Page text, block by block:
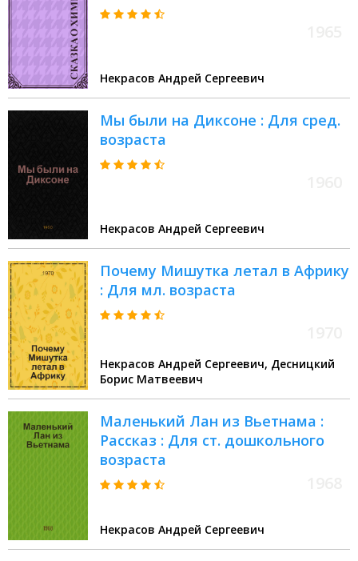
Некрасов Андрей Сергеевич
Мы были на Диксоне : Для сред.
возраста
Некрасов Андрей Сергеевич
Почему Мишутка летал в Африку
: Для мл. возраста
Некрасов Андрей Сергеевич, Десницкий
Борис Матвеевич
Маленький Лан из Вьетнама :
Рассказ : Для ст. дошкольного
возраста
Некрасов Андрей Сергеевич